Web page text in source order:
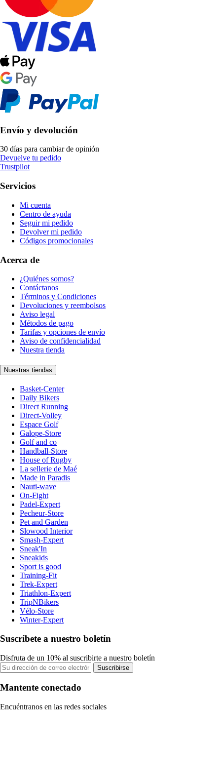
Envío y devolución
30 días para cambiar de opinión
Devuelve tu pedido
Trustpilot
Servicios
Mi cuenta
Centro de ayuda
Seguir mi pedido
Devolver mi pedido
Códigos promocionales
Acerca de
¿Quiénes somos?
Contáctanos
Términos y Condiciones
Devoluciones y reembolsos
Aviso legal
Métodos de pago
Tarifas y opciones de envío
Aviso de confidencialidad
Nuestra tienda
Nuestras tiendas
Basket-Center
Daily Bikers
Direct Running
Direct-Volley
Espace Golf
Galope-Store
Golf and co
Handball-Store
House of Rugby
La sellerie de Maé
Made in Paradis
Nauti-wave
On-Fight
Padel-Expert
Pecheur-Store
Pet and Garden
Slowood Interior
Smash-Expert
Sneak'In
Sneakids
Sport is good
Training-Fit
Trek-Expert
Triathlon-Expert
TripNBikers
Vélo-Store
Winter-Expert
Suscríbete a nuestro boletín
Disfruta de un 10% al suscribirte a nuestro boletín
Suscribirse
Mantente conectado
Encuéntranos en las redes sociales